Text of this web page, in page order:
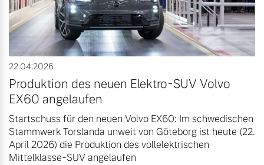
22.04.2026
Produktion des neuen Elektro-SUV Volvo
EX60 angelaufen
Startschuss für den neuen Volvo EX60: Im schwedischen
Stammwerk Torslanda unweit von Göteborg ist heute (22.
April 2026) die Produktion des vollelektrischen
Mittelklasse-SUV angelaufen